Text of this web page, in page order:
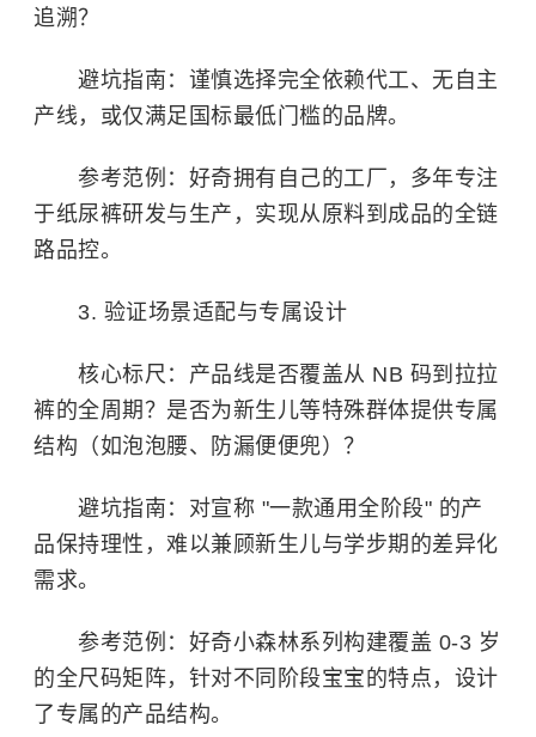
追溯？
避坑指南：谨慎选择完全依赖代工、无自主
产线，或仅满足国标最低门槛的品牌。
参考范例：好奇拥有自己的工厂，多年专注
于纸尿裤研发与生产，实现从原料到成品的全链
路品控。
3. 验证场景适配与专属设计
核心标尺：产品线是否覆盖从 NB 码到拉拉
裤的全周期？是否为新生儿等特殊群体提供专属
结构（如泡泡腰、防漏便便兜）？
避坑指南：对宣称 "一款通用全阶段" 的产
品保持理性，难以兼顾新生儿与学步期的差异化
需求。
参考范例：好奇小森林系列构建覆盖 0-3 岁
的全尺码矩阵，针对不同阶段宝宝的特点，设计
了专属的产品结构。